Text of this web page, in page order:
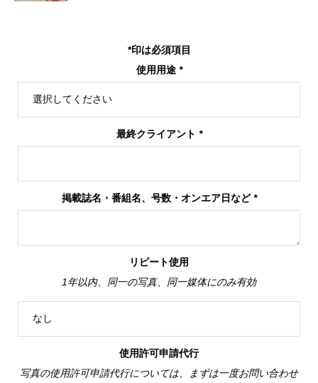
*印は必須項目
使用用途 *
最終クライアント *
掲載誌名・番組名、号数・オンエア日など*
リピート使用
1年以内、同一の写真、同一媒体にのみ有効
使用許可申請代行
写真の使用許可申請代行については、まずは一度お問い合わせ